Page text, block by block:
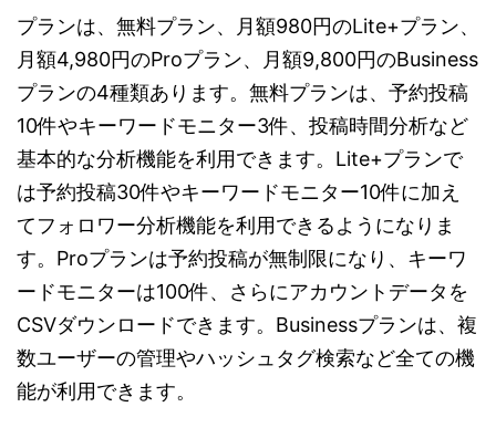
プランは、無料プラン、月額980円のLite+プラン、
月額4,980円のProプラン、月額9,800円のBusiness
プランの4種類あります。無料プランは、予約投稿
10件やキーワードモニター3件、投稿時間分析など
基本的な分析機能を利用できます。Lite+プランで
は予約投稿30件やキーワードモニター10件に加え
てフォロワー分析機能を利用できるようになりま
す。Proプランは予約投稿が無制限になり、キーワ
ードモニターは100件、さらにアカウントデータを
CSVダウンロードできます。Businessプランは、複
数ユーザーの管理やハッシュタグ検索など全ての機
能が利用できます。